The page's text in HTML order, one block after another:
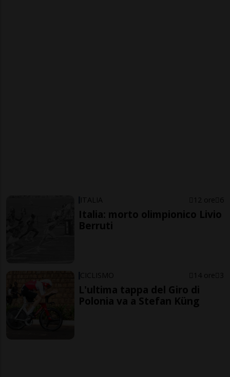
ITALIA 12 ore 6
Italia: morto olimpionico Livio
Berruti
CICLISMO 14 ore 3
L'ultima tappa del Giro di
Polonia va a Stefan Küng